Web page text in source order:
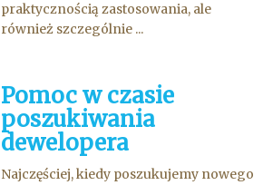
praktycznością zastosowania, ale
również szczególnie ...
Pomoc w czasie
poszukiwania
dewelopera
Najczęściej, kiedy poszukujemy nowego